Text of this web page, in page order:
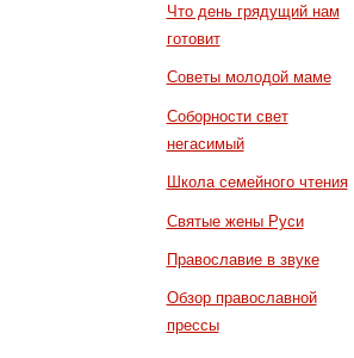
Что день грядущий нам
готовит
Советы молодой маме
Соборности свет
негасимый
Школа семейного чтения
Святые жены Руси
Православие в звуке
Обзор православной
прессы